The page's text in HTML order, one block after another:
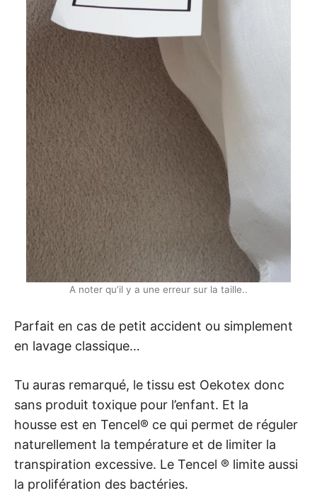
A noter qu’il y a une erreur sur la taille..
Parfait en cas de petit accident ou simplement
en lavage classique…
Tu auras remarqué, le tissu est Oekotex donc
sans produit toxique pour l’enfant. Et la
housse est en Tencel® ce qui permet de réguler
naturellement la température et de limiter la
transpiration excessive. Le Tencel ® limite aussi
la prolifération des bactéries.